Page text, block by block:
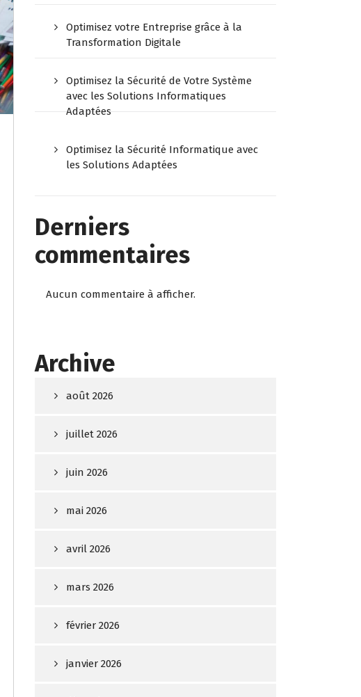
Optimisez votre Entreprise grâce à la
Transformation Digitale
Optimisez la Sécurité de Votre Système
avec les Solutions Informatiques
Adaptées
Optimisez la Sécurité Informatique avec
les Solutions Adaptées
Derniers
commentaires
Aucun commentaire à afficher.
Archive
août 2026
juillet 2026
juin 2026
mai 2026
avril 2026
mars 2026
février 2026
janvier 2026